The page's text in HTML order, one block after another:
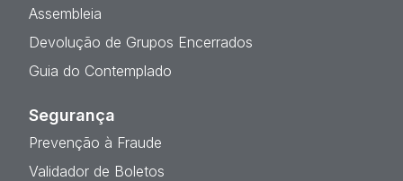
Assembleia
Devolução de Grupos Encerrados
Guia do Contemplado
Segurança
Prevenção à Fraude
Validador de Boletos